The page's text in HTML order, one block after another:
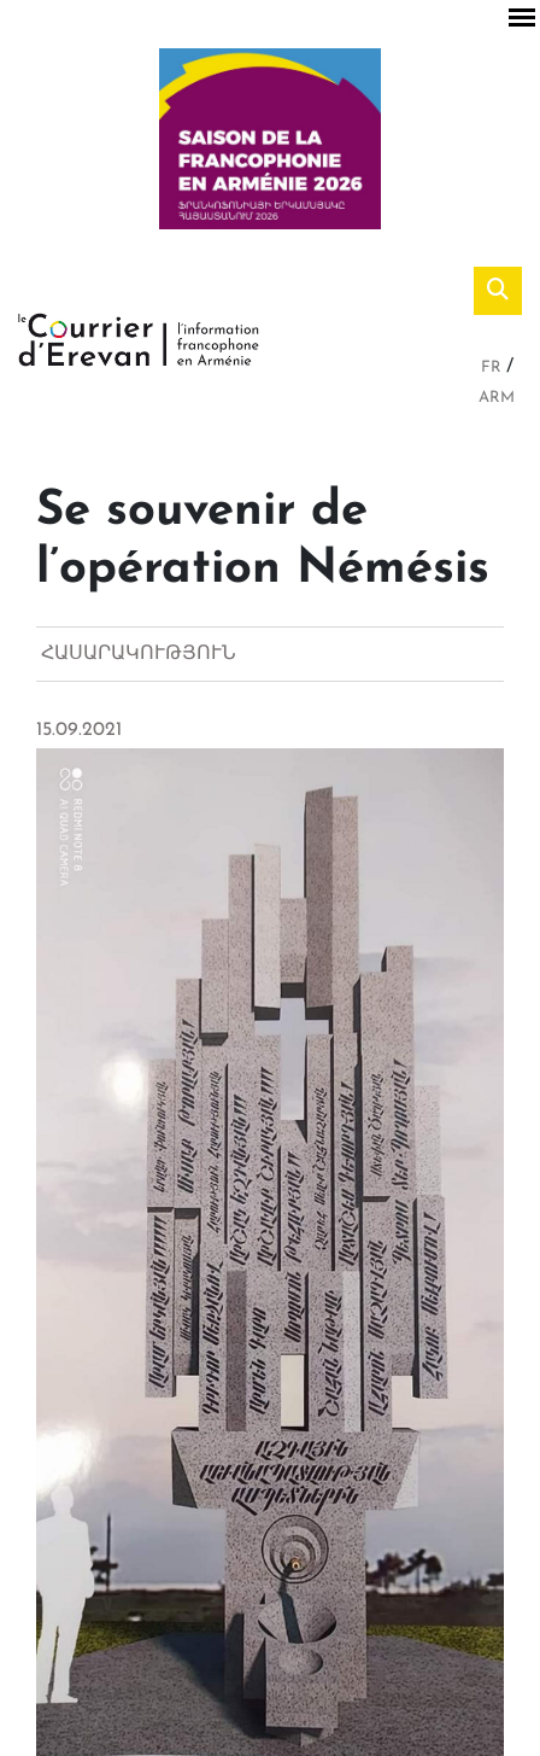
FR
ARM
Se souvenir de
l’opération Némésis
ՀԱՍԱՐԱԿՈՒԹՅՈՒՆ
15.09.2021